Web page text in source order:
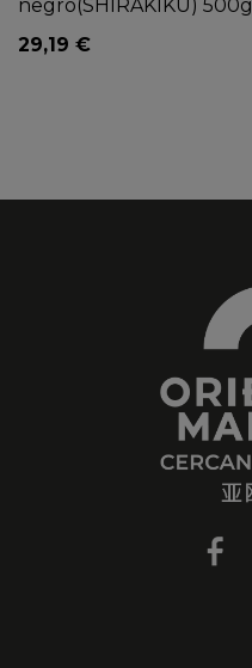
negro(SHIRAKIKU) 500g
29,19 €